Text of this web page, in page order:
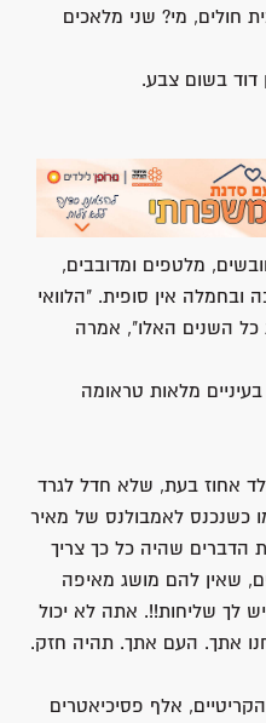
חולים, מי? שני מלאכים
דוד בשום צבע.
מלטפים ומדובבים,
ובחמלה אין סופית. "הלוואי
כל השנים האלו", אמרה
מלאות טראומה
אחוז בעת, שלא חדל לגרד
כשנכנס לאמבולנס של מאיר
הדברים שהיה כל כך צריך
שאין להם מושג מאיפה
לך שליחות!!. אתה לא יכול
אתך. העם אתך. תהיה חזק.
אלף פסיכיאטרים